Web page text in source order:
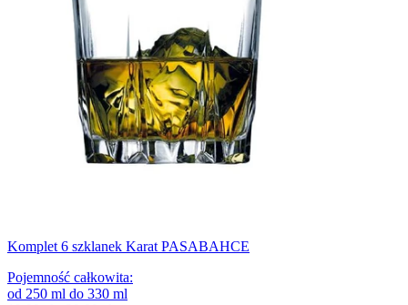
Komplet 6 szklanek Karat PASABAHCE
Pojemność całkowita:
od 250 ml do 330 ml